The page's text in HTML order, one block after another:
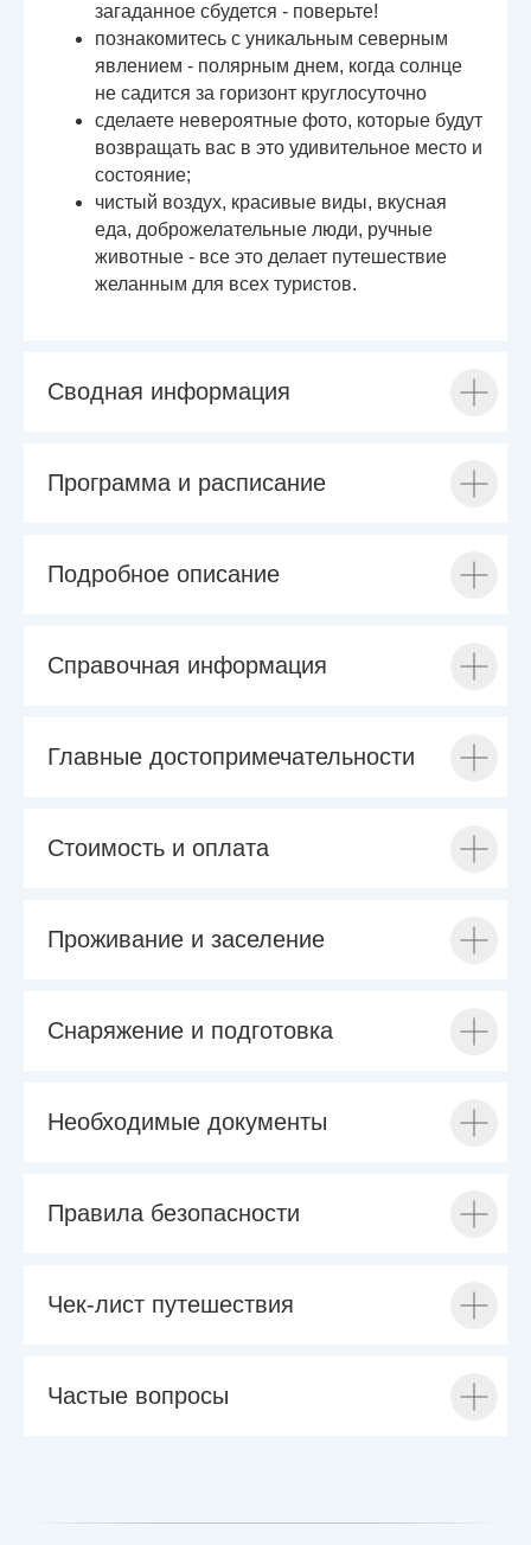
загаданное сбудется - поверьте!
познакомитесь с уникальным северным
явлением - полярным днем, когда солнце
не садится за горизонт круглосуточно
сделаете невероятные фото, которые будут
возвращать вас в это удивительное место и
состояние;
чистый воздух, красивые виды, вкусная
еда, доброжелательные люди, ручные
животные - все это делает путешествие
желанным для всех туристов.
Сводная информация
Программа и расписание
Подробное описание
Справочная информация
Главные достопримечательности
Стоимость и оплата
Проживание и заселение
Снаряжение и подготовка
Необходимые документы
Правила безопасности
Чек-лист путешествия
Частые вопросы